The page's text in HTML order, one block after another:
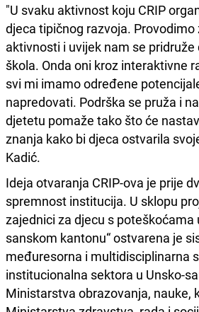
"U svaku aktivnost koju CRIP
djeca tipičnog razvoja. Provodimo
aktivnosti i uvijek nam se pridruže
škola. Onda oni kroz interaktivne
svi mi imamo određene
napredovati. Podrška se pruža i
djetetu pomaže tako što će
znanja kako bi djeca ostvarila
Kadić.
Ideja otvaranja CRIP-ova je prije
spremnost institucija. U sklopu
zajednici za djecu s poteškoćama
sanskom kantonu“ ostvarena je
međuresorna i multidisciplinarna
institucionalna sektora u Unsko-
Ministarstva obrazovanja, nauke,